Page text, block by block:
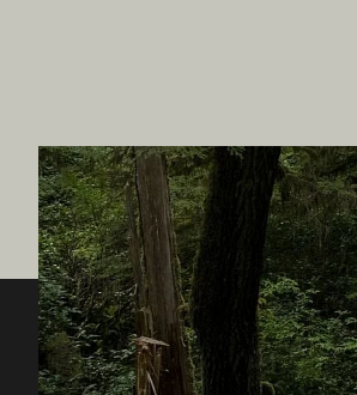
Destination BC